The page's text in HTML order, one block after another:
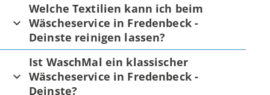
Welche Textilien kann ich beim
Wäscheservice in Fredenbeck -
Deinste reinigen lassen?
Ist WaschMal ein klassischer
Wäscheservice in Fredenbeck -
Deinste?